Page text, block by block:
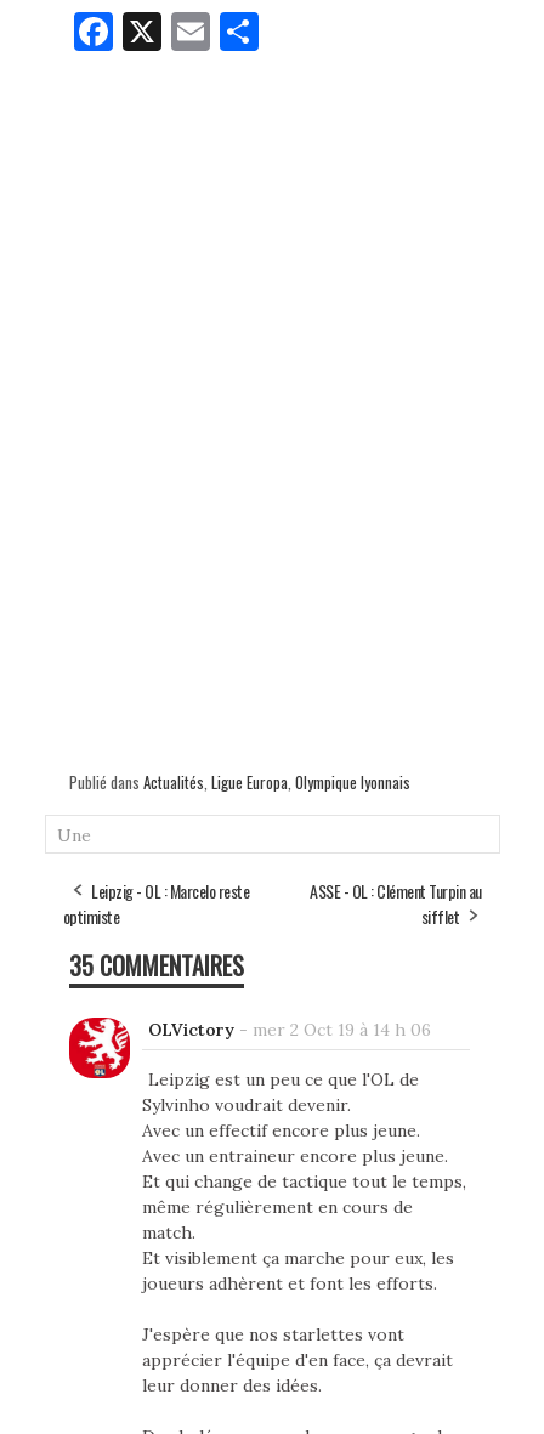
Fa
ce
X E
m
Pa
rt
Publié dans Actualités Ligue Europa Olympique lyonnais
Une
Leipzig - OL : Marcelo reste
optimiste
ASSE - OL : Clément Turpin au
sifflet
35 COMMENTAIRES
OLVictory- mer 2 Oct 19 à 14 h 06
Leipzig est un peu ce que l'OL de
Sylvinho voudrait devenir.
Avec un effectif encore plus jeune.
Avec un entraineur encore plus jeune.
Et qui change de tactique tout le temps,
même régulièrement en cours de
match.
Et visiblement ça marche pour eux, les
joueurs adhèrent et font les efforts.
J'espère que nos starlettes vont
apprécier l'équipe d'en face, ça devrait
leur donner des idées.